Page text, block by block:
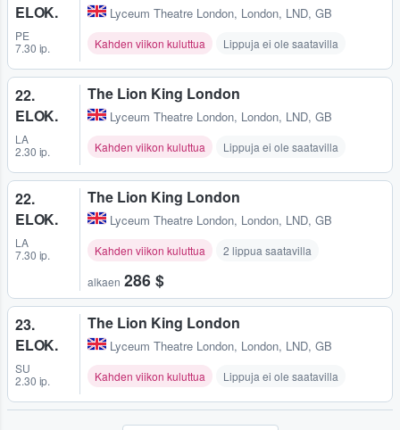
ELOK.
PE
7.30 ip.
Lyceum Theatre London, London, LND, GB
Kahden viikon kuluttua Lippuja ei ole saatavilla
22.
ELOK.
LA
2.30 ip.
The Lion King London
Lyceum Theatre London, London, LND, GB
Kahden viikon kuluttua Lippuja ei ole saatavilla
22.
ELOK.
LA
7.30 ip.
The Lion King London
Lyceum Theatre London, London, LND, GB
Kahden viikon kuluttua 2 lippua saatavilla
alkaen 286 $
23.
ELOK.
SU
2.30 ip.
The Lion King London
Lyceum Theatre London, London, LND, GB
Kahden viikon kuluttua Lippuja ei ole saatavilla